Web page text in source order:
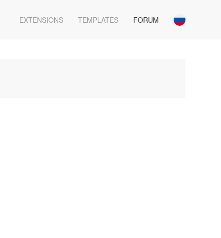
EXTENSIONS TEMPLATES FORUM